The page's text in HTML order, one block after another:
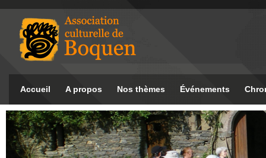
Accueil A propos Nos thèmes Événements